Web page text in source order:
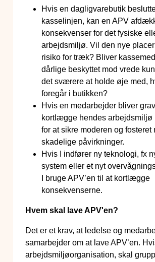
Hvis en dagligvarebutik
kasselinjen, kan en APV
konsekvenser for det fysiske
arbejdsmiljø. Vil den nye
risiko for træk? Bliver
dårlige beskyttet mod vrede
det sværere at holde øje med,
foregår i butikken?
Hvis en medarbejder bliver
kortlægge hendes arbejdsmiljø
for at sikre moderen og fosteret
skadelige påvirkninger.
Hvis I indfører ny teknologi, fx
system eller et nyt
I bruge APV’en til at kortlægge
konsekvenserne.
Hvem skal lave APV'en?
Det er et krav, at ledelse og
samarbejder om at lave APV’en.
arbejdsmiljøorganisation, skal